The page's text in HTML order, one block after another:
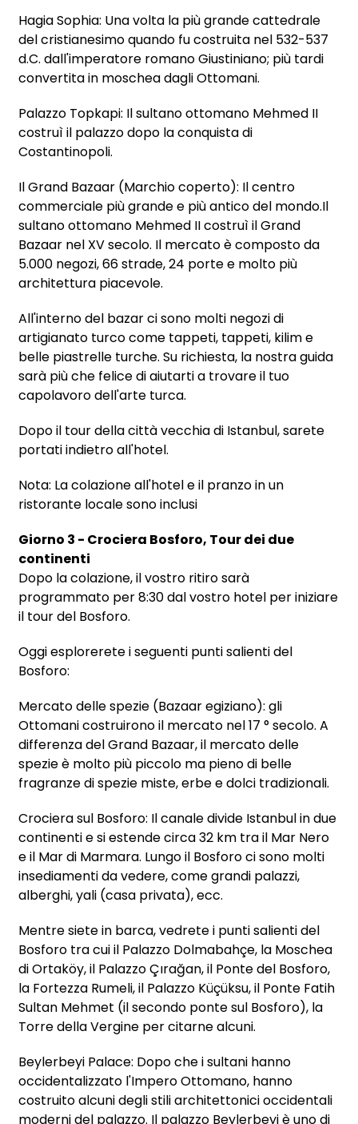
Hagia Sophia: Una volta la più grande cattedrale
del cristianesimo quando fu costruita nel 532-537
d.C. dall'imperatore romano Giustiniano; più tardi
convertita in moschea dagli Ottomani.
Palazzo Topkapi: Il sultano ottomano Mehmed II
costruì il palazzo dopo la conquista di
Costantinopoli.
Il Grand Bazaar (Marchio coperto): Il centro
commerciale più grande e più antico del mondo.Il
sultano ottomano Mehmed II costruì il Grand
Bazaar nel XV secolo. Il mercato è composto da
5.000 negozi, 66 strade, 24 porte e molto più
architettura piacevole.
All'interno del bazar ci sono molti negozi di
artigianato turco come tappeti, tappeti, kilim e
belle piastrelle turche. Su richiesta, la nostra guida
sarà più che felice di aiutarti a trovare il tuo
capolavoro dell'arte turca.
Dopo il tour della città vecchia di Istanbul, sarete
portati indietro all'hotel.
Nota: La colazione all'hotel e il pranzo in un
ristorante locale sono inclusi
Giorno 3 - Crociera Bosforo, Tour dei due
continenti
Dopo la colazione, il vostro ritiro sarà
programmato per 8:30 dal vostro hotel per iniziare
il tour del Bosforo.
Oggi esplorerete i seguenti punti salienti del
Bosforo:
Mercato delle spezie (Bazaar egiziano): gli
Ottomani costruirono il mercato nel 17 ° secolo. A
differenza del Grand Bazaar, il mercato delle
spezie è molto più piccolo ma pieno di belle
fragranze di spezie miste, erbe e dolci tradizionali.
Crociera sul Bosforo: Il canale divide Istanbul in due
continenti e si estende circa 32 km tra il Mar Nero
e il Mar di Marmara. Lungo il Bosforo ci sono molti
insediamenti da vedere, come grandi palazzi,
alberghi, yali (casa privata), ecc.
Mentre siete in barca, vedrete i punti salienti del
Bosforo tra cui il Palazzo Dolmabahçe, la Moschea
di Ortaköy, il Palazzo Çırağan, il Ponte del Bosforo,
la Fortezza Rumeli, il Palazzo Küçüksu, il Ponte Fatih
Sultan Mehmet (il secondo ponte sul Bosforo), la
Torre della Vergine per citarne alcuni.
Beylerbeyi Palace: Dopo che i sultani hanno
occidentalizzato l'Impero Ottomano, hanno
costruito alcuni degli stili architettonici occidentali
moderni del palazzo. Il palazzo Beylerbeyi è uno di